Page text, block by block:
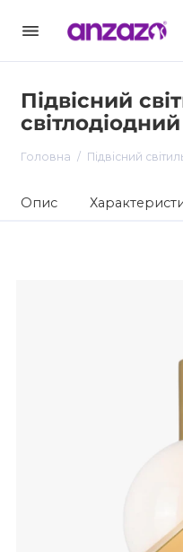
Підвісний
Головна Підвісний
Опис